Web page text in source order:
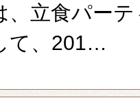
、立食パー
て、201…